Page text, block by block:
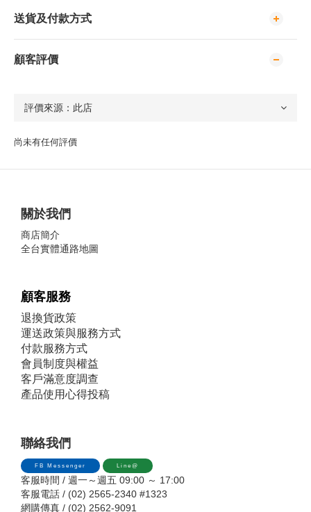
送貨及付款方式
顧客評價
尚未有任何評價
關於我們
商店簡介
全台實體通路地圖
顧客服務
退換貨政策
運送政策與服務方式
付款服務方式
會員制度與權益
客戶滿意度調查
產品使用心得投稿
聯絡我們
FB Messenger Line@
客服時間 / 週一～週五 09:00 ～ 17:00
客服電話 / (02) 2565-2340 #1323
網購傳真 / (02) 2562-9091